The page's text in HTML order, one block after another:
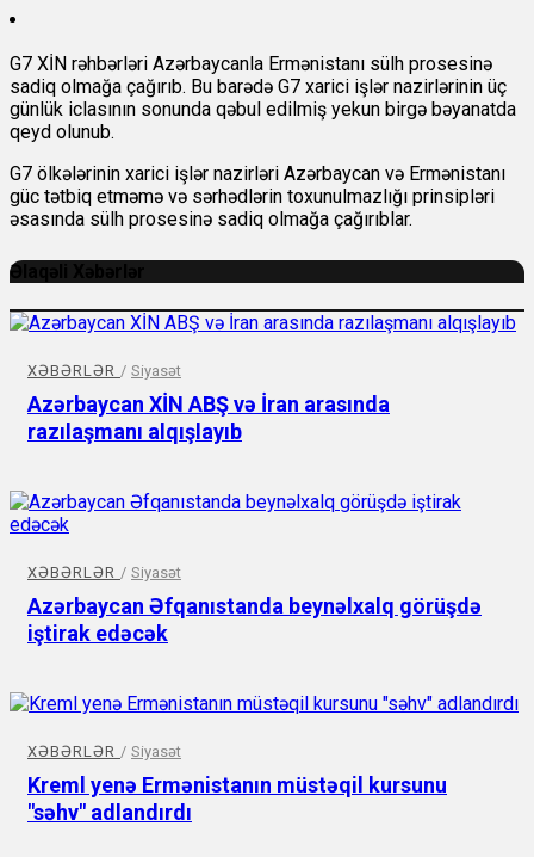
G7 XİN rəhbərləri Azərbaycanla Ermənistanı sülh prosesinə
sadiq olmağa çağırıb. Bu barədə G7 xarici işlər nazirlərinin üç
günlük iclasının sonunda qəbul edilmiş yekun birgə bəyanatda
qeyd olunub.
G7 ölkələrinin xarici işlər nazirləri Azərbaycan və Ermənistanı
güc tətbiq etməmə və sərhədlərin toxunulmazlığı prinsipləri
əsasında sülh prosesinə sadiq olmağa çağırıblar.
Əlaqəli Xəbərlər
XƏBƏRLƏR / Siyasət
Azərbaycan XİN ABŞ və İran arasında
razılaşmanı alqışlayıb
XƏBƏRLƏR / Siyasət
Azərbaycan Əfqanıstanda beynəlxalq görüşdə
iştirak edəcək
XƏBƏRLƏR / Siyasət
Kreml yenə Ermənistanın müstəqil kursunu
"səhv" adlandırdı